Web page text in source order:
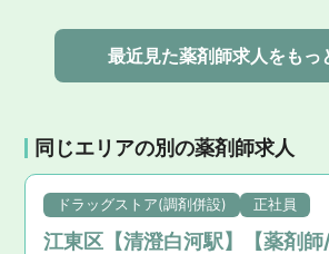
同じエリアの別の薬剤師求人
ドラッグストア(調剤併設) 正社員
江東区【清澄白河駅】【薬剤